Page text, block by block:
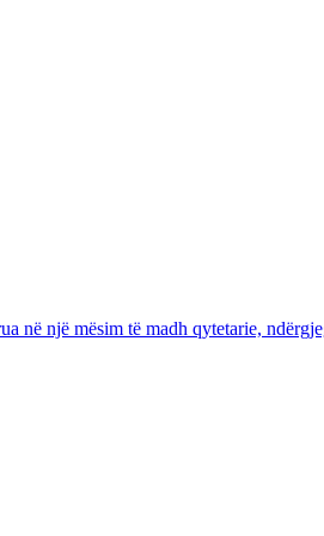
në një mësim të madh qytetarie,